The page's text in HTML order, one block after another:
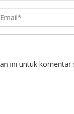
ini untuk komentar